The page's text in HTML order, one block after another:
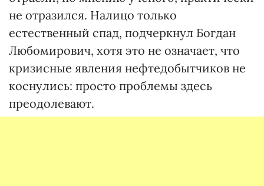
не отразился. Налицо только
естественный спад, подчеркнул Богдан
Любомирович, хотя это не означает, что
кризисные явления нефтедобытчиков не
коснулись: просто проблемы здесь
преодолевают.